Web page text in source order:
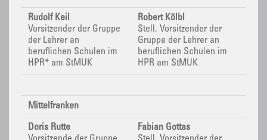
Rudolf Keil
Vorsitzender der Gruppe
der Lehrer an
beruflichen Schulen im
HPR* am StMUK
Robert Kölbl
Stell. Vorsitzender der
Gruppe der Lehrer an
beruflichen Schulen im
HPR am StMUK
Mittelfranken
Doris Rutte
Fabian Gottas